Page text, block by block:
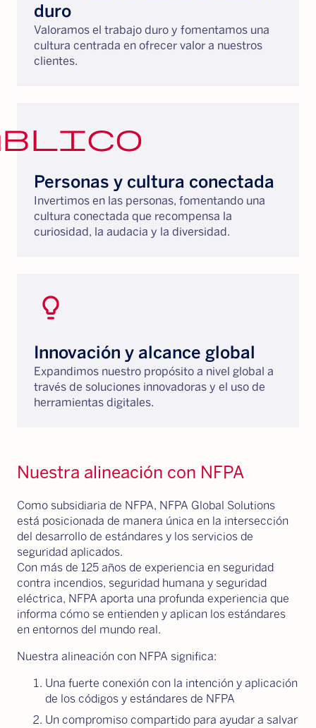
duro
Valoramos el trabajo duro y fomentamos una
cultura centrada en ofrecer valor a nuestros
clientes.
Personas y cultura conectada
Invertimos en las personas, fomentando una
cultura conectada que recompensa la
curiosidad, la audacia y la diversidad.
lightbulb_2
Innovación y alcance global
Expandimos nuestro propósito a nivel global a
través de soluciones innovadoras y el uso de
herramientas digitales.
Nuestra alineación con NFPA
Como subsidiaria de NFPA, NFPA Global Solutions
está posicionada de manera única en la intersección
del desarrollo de estándares y los servicios de
seguridad aplicados.
Con más de 125 años de experiencia en seguridad
contra incendios, seguridad humana y seguridad
eléctrica, NFPA aporta una profunda experiencia que
informa cómo se entienden y aplican los estándares
en entornos del mundo real.
Nuestra alineación con NFPA significa:
Una fuerte conexión con la intención y aplicación
de los códigos y estándares de NFPA
Un compromiso compartido para ayudar a salvar